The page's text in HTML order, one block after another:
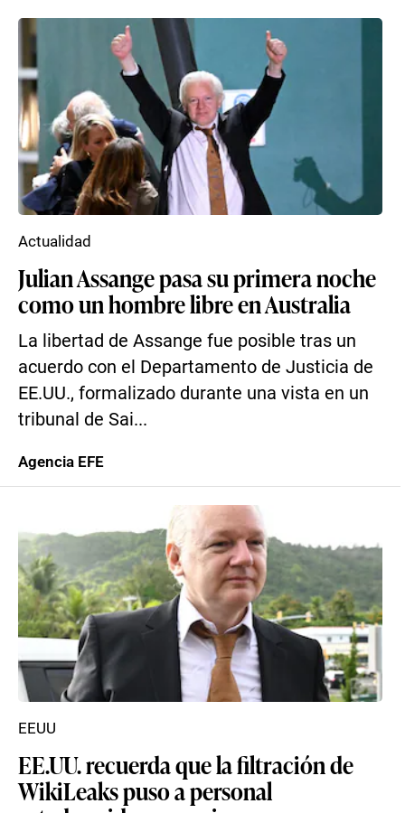
Julian Assange pasa su primera noche
como un hombre libre en Australia
La libertad de Assange fue posible tras un
acuerdo con el Departamento de Justicia de
EE.UU., formalizado durante una vista en un
tribunal de Sai...
Actualidad
Agencia EFE
EE.UU. recuerda que la filtración de
WikiLeaks puso a personal
EEUU